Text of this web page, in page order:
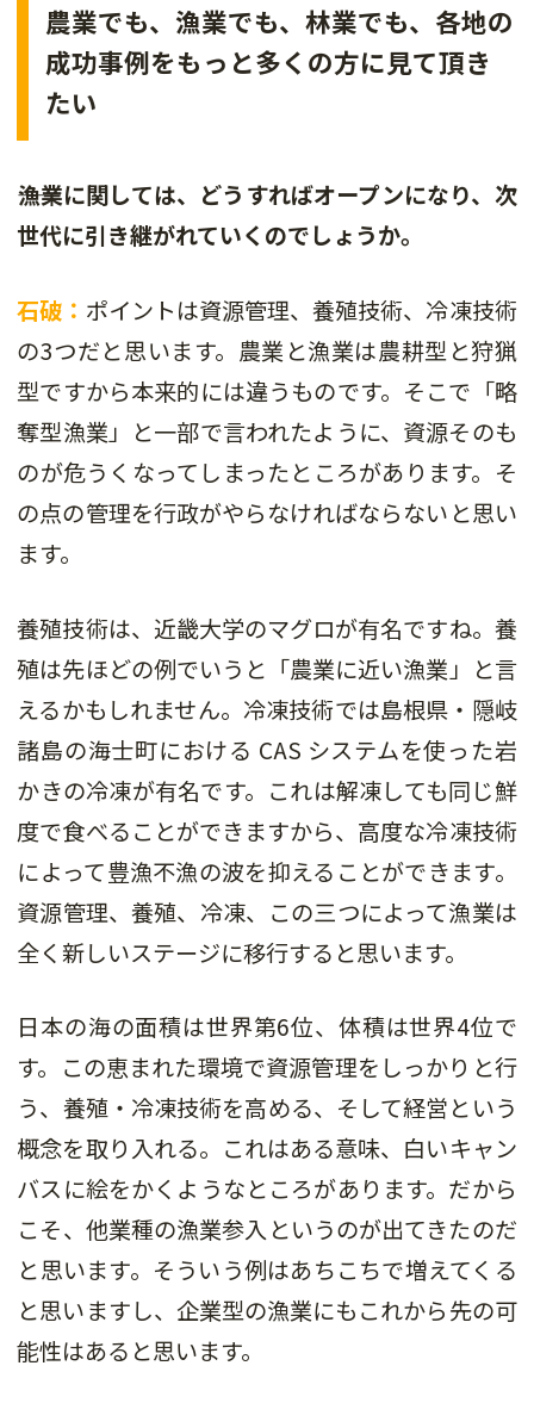
農業でも、漁業でも、林業でも、各地の
成功事例をもっと多くの方に見て頂き
たい
――漁業に関しては、どうすればオープンになり、次
世代に引き継がれていくのでしょうか。
石破： ポイントは資源管理、養殖技術、冷凍技術
の3つだと思います。農業と漁業は農耕型と狩猟
型ですから本来的には違うものです。そこで「略
奪型漁業」と一部で言われたように、資源そのも
のが危うくなってしまったところがあります。そ
の点の管理を行政がやらなければならないと思い
ます。
養殖技術は、近畿大学のマグロが有名ですね。養
殖は先ほどの例でいうと「農業に近い漁業」と言
えるかもしれません。冷凍技術では島根県・隠岐
諸島の海士町における CAS システムを使った岩
かきの冷凍が有名です。これは解凍しても同じ鮮
度で食べることができますから、高度な冷凍技術
によって豊漁不漁の波を抑えることができます。
資源管理、養殖、冷凍、この三つによって漁業は
全く新しいステージに移行すると思います。
日本の海の面積は世界第6位、体積は世界4位で
す。この恵まれた環境で資源管理をしっかりと行
う、養殖・冷凍技術を高める、そして経営という
概念を取り入れる。これはある意味、白いキャン
バスに絵をかくようなところがあります。だから
こそ、他業種の漁業参入というのが出てきたのだ
と思います。そういう例はあちこちで増えてくる
と思いますし、企業型の漁業にもこれから先の可
能性はあると思います。